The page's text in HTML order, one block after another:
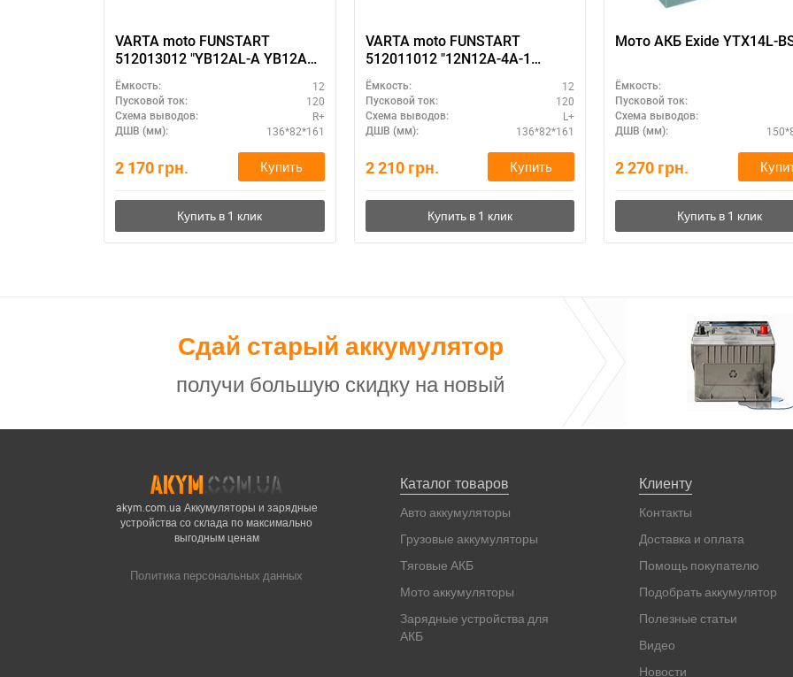
VARTA moto FUNSTART
512013012 "YB12AL-A YB12AL-
A2"
Ёмкость: 12
Пусковой ток: 120
Схема выводов: R+
ДШВ (мм): 136*82*161
2 170 грн. Купить
VARTA moto FUNSTART
512011012 "12N12A-4A-1
YB12A-A"
Ёмкость: 12
Пусковой ток: 120
Схема выводов: L+
ДШВ (мм): 136*82*161
2 210 грн. Купить
Мото АКБ Exide YTX14L-
Ёмкость:
Пусковой ток:
Схема выводов:
ДШВ (мм):
2 270 грн.
Сдай старый аккумулятор
получи большую скидку на новый
akym.com.ua Аккумуляторы и зарядные
устройства со склада по максимально
выгодным ценам
Политика персональных данных
Каталог товаров
Авто аккумуляторы
Грузовые аккумуляторы
Тяговые АКБ
Мото аккумуляторы
Зарядные устройства для
АКБ
Клиенту
Контакты
Доставка и оплата
Помощь покупателю
Подобрать аккумулятор
Полезные статьи
Видео
Новости